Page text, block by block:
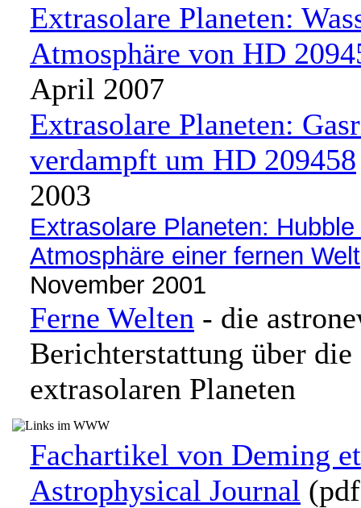
Extrasolare Planeten:
Atmosphäre von HD
April 2007
Extrasolare Planeten:
verdampft um HD 209458
2003
Extrasolare Planeten:
Atmosphäre einer fernen Welt
November 2001
Ferne Welten - die
Berichterstattung über die
extrasolaren Planeten
Fachartikel von Deming
Astrophysical Journal